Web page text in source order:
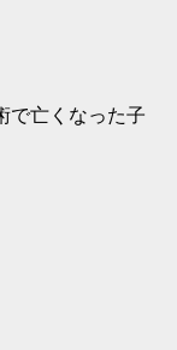
で亡くなった子